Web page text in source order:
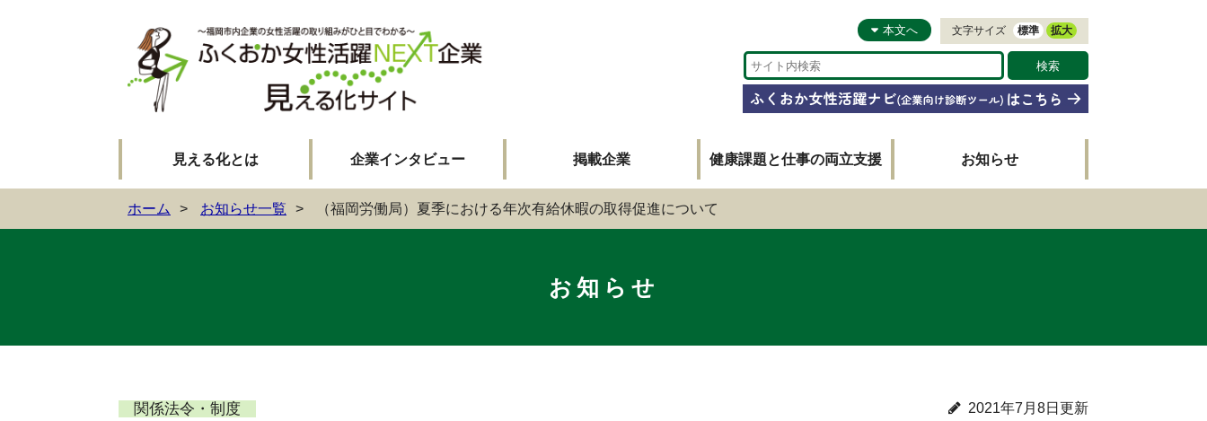
本文へ 文字サイズ 標準 拡大
見える化とは 企業インタビュー 掲載企業 健康課題と仕事の両立支援 お知らせ
ホーム お知らせ一覧 （福岡労働局）夏季における年次有給休暇の取得促進について
お知らせ
関係法令・制度 2021年7月8日更新